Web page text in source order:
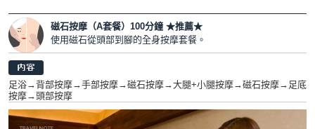
磁石按摩（A套餐）100分鐘 ★推薦★
使用磁石從頭部到腳的全身按摩套餐。
足浴→背部按摩→手部按摩→磁石按摩→大腿+小腿按摩→磁石按摩→足底
按摩→頭部按摩